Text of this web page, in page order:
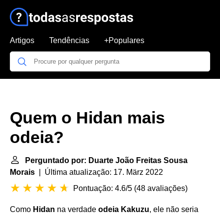
Artigos Tendências +Populares
Quem o Hidan mais
odeia?
Perguntado por: Duarte João Freitas Sousa
Morais | Última atualização: 17. März 2022
Pontuação: 4.6/5 (48 avaliações)
Como Hidan na verdade odeia Kakuzu, ele não seria